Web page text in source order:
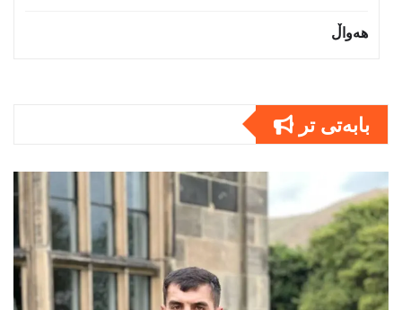
هەواڵ
بابەتى تر